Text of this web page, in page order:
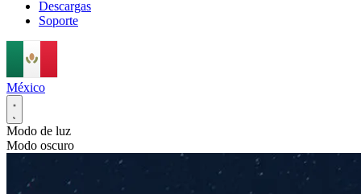
Descargas
Soporte
México
Modo de luz
Modo oscuro